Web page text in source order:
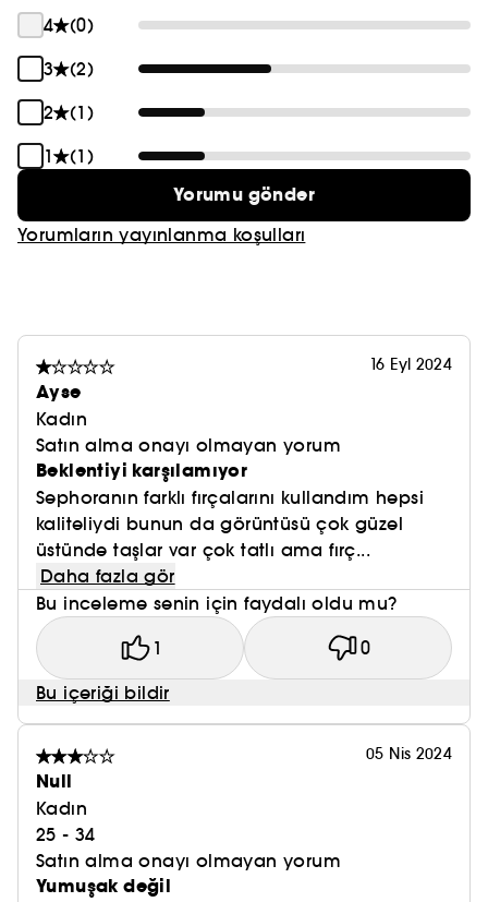
4
(0)
3
(2)
2
(1)
1
(1)
Yorumu gönder
Yorumların yayınlanma koşulları
16 Eyl 2024
Ayse
Kadın
Satın alma onayı olmayan yorum
Beklentiyi karşılamıyor
Sephoranın farklı fırçalarını kullandım hepsi
kaliteliydi bunun da görüntüsü çok güzel
üstünde taşlar var çok tatlı ama fırç...
Daha fazla gör
Bu inceleme senin için faydalı oldu mu?
1 0
Bu içeriği bildir
05 Nis 2024
Null
Kadın
25 - 34
Satın alma onayı olmayan yorum
Yumuşak değil